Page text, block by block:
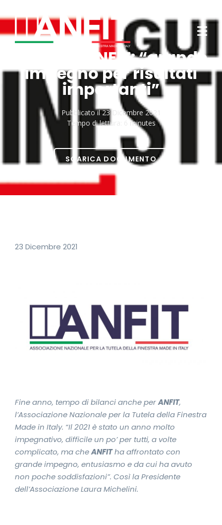
Il 2021 di ANFIT: “grande
impegno per risultati
importanti”
Pubblicato il23 Dicembre 2021
Tempo di lettura:
6 minutes
SCARICA DOCUMENTO
23 Dicembre 2021
Fine anno, tempo di bilanci anche perANFIT,
l’Associazione Nazionale per la Tutela della Finestra
Made in Italy. “Il 2021 è stato un anno molto
impegnativo, difficile un po’ per tutti, a volte
complicato, ma cheANFITha affrontato con
grande impegno, entusiasmo e da cui ha avuto
non poche soddisfazioni”. Così la Presidente
dell’Associazione Laura Michelini.